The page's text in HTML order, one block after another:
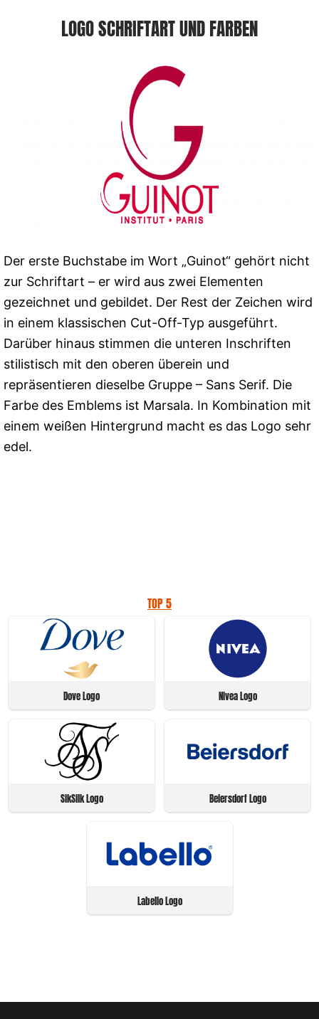
LOGO SCHRIFTART UND FARBEN
Der erste Buchstabe im Wort „Guinot“ gehört nicht
zur Schriftart – er wird aus zwei Elementen
gezeichnet und gebildet. Der Rest der Zeichen wird
in einem klassischen Cut-Off-Typ ausgeführt.
Darüber hinaus stimmen die unteren Inschriften
stilistisch mit den oberen überein und
repräsentieren dieselbe Gruppe – Sans Serif. Die
Farbe des Emblems ist Marsala. In Kombination mit
einem weißen Hintergrund macht es das Logo sehr
edel.
TOP 5
Dove Logo Nivea Logo
SikSilk Logo Beiersdorf Logo
Labello Logo